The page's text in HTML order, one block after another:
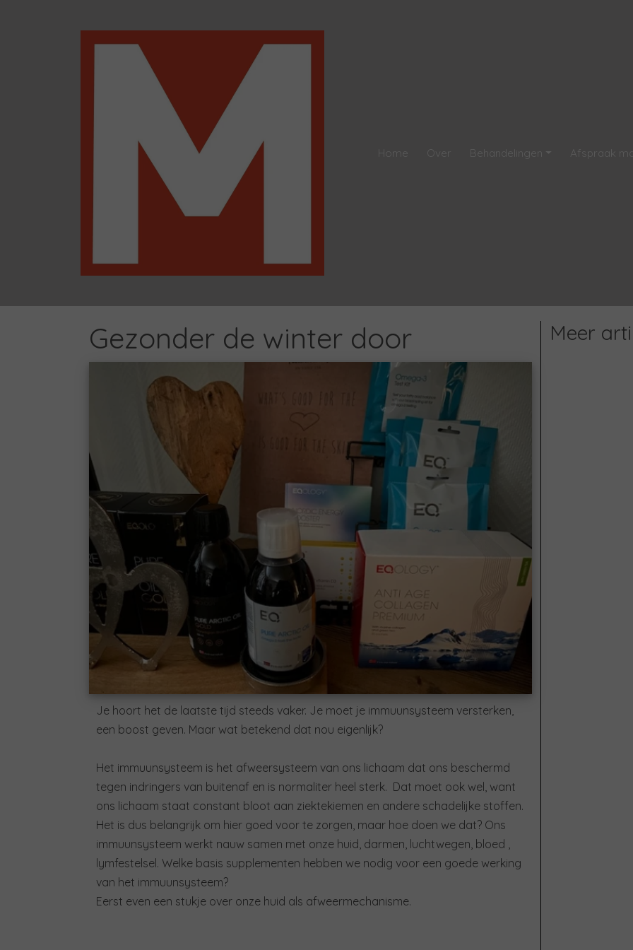
Home Over Behandelingen Afspraak
Gezonder de winter door
Je hoort het de laatste tijd steeds vaker. Je moet je immuunsysteem versterken,
een boost geven. Maar wat betekend dat nou eigenlijk?
Het immuunsysteem is het afweersysteem van ons lichaam dat ons beschermd
tegen indringers van buitenaf en is normaliter heel sterk. Dat moet ook wel, want
ons lichaam staat constant bloot aan ziektekiemen en andere schadelijke stoffen.
Het is dus belangrijk om hier goed voor te zorgen, maar hoe doen we dat? Ons
immuunsysteem werkt nauw samen met onze huid, darmen, luchtwegen, bloed ,
lymfestelsel. Welke basis supplementen hebben we nodig voor een goede werking
van het immuunsysteem?
Eerst even een stukje over onze huid als afweermechanisme.
Meer